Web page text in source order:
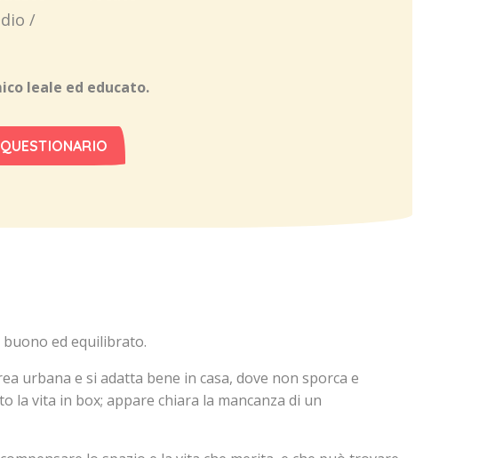
/
leale ed educato.
buono ed equilibrato.
urbana e si adatta bene in casa, dove non sporca e
la vita in box; appare chiara la mancanza di un